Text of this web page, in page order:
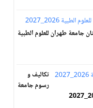
طهران للعلوم الطبية
تكاليف و
رسوم جامعة